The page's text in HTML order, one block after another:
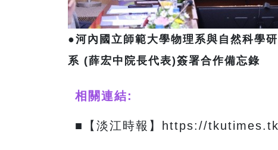
●河內國立師範大學物理系與自然科學
系 (薛宏中院長代表)簽署合作備忘錄
相關連結:
■【淡江時報】https://